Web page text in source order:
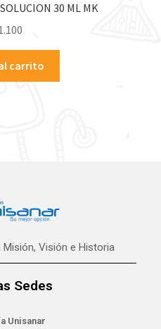
30 ML MK
carrito
Misión, Visión e Historia
Sedes
Unisanar